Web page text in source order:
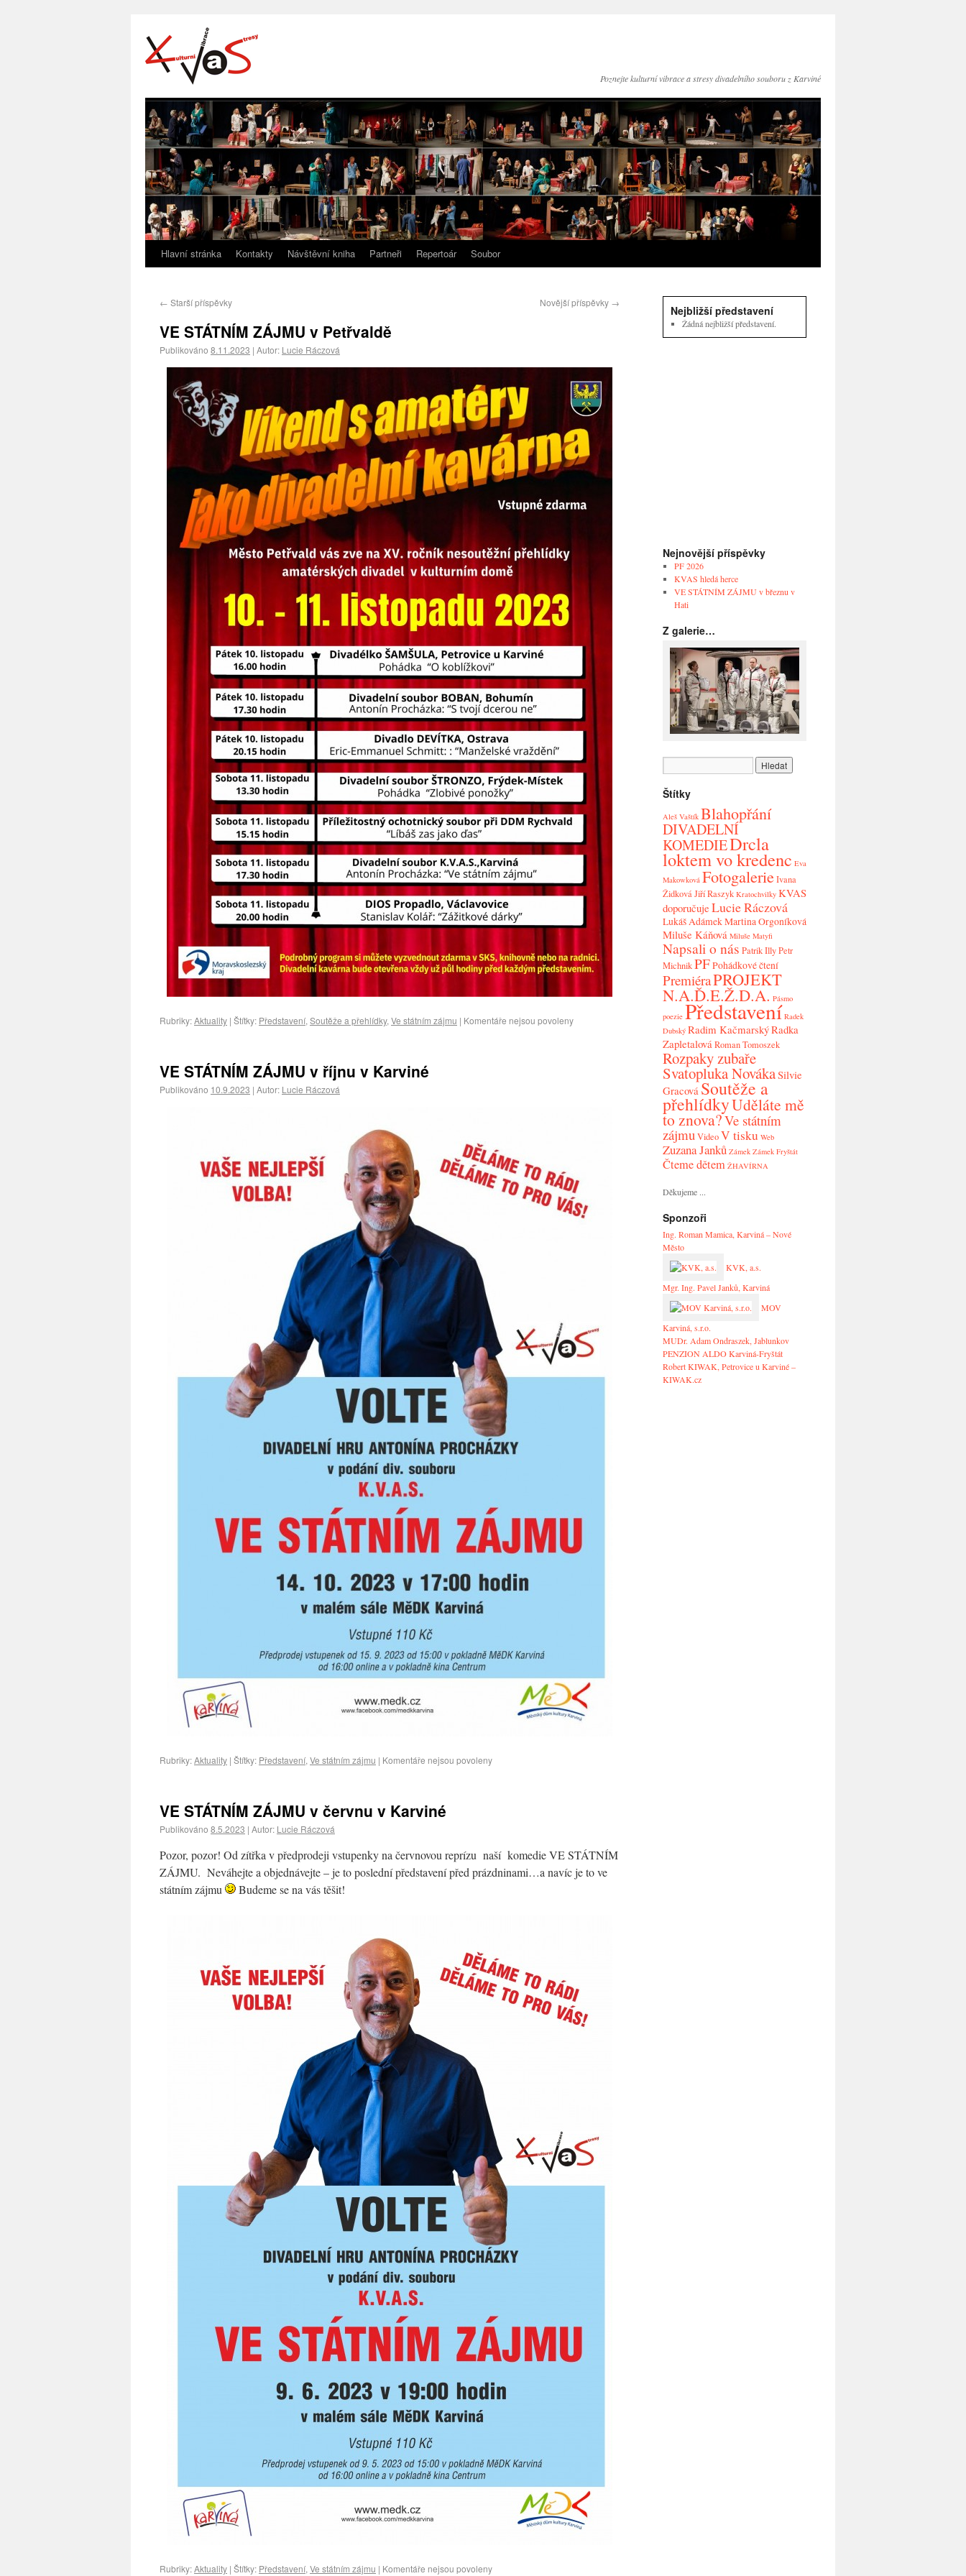
Poznejte kulturní vibrace a stresy divadelního souboru z Karviné
Hlavní stránka Kontakty Návštěvní kniha Partneři Repertoár Soubor
← Starší příspěvky Novější příspěvky →
VE STÁTNÍM ZÁJMU v Petřvaldě
Publikováno 8.11.2023 | Autor: Lucie Ráczová
Rubriky:Aktuality | Štítky: Představení, Soutěže a přehlídky, Ve státním zájmu | Komentáře nejsou povoleny
VE STÁTNÍM ZÁJMU v říjnu v Karviné
Publikováno 10.9.2023 | Autor: Lucie Ráczová
Rubriky:Aktuality | Štítky: Představení, Ve státním zájmu | Komentáře nejsou povoleny
VE STÁTNÍM ZÁJMU v červnu v Karviné
Publikováno 8.5.2023 | Autor: Lucie Ráczová
Pozor, pozor! Od zítřka v předprodeji vstupenky na červnovou reprízu naší komedie VE STÁTNÍM
ZÁJMU. Neváhejte a objednávejte – je to poslední představení před prázdninami…a navíc je to ve
státním zájmu
Budeme se na vás těšit!
Rubriky:Aktuality | Štítky: Představení, Ve státním zájmu | Komentáře nejsou povoleny
Nejbližší představení
Žádná nejbližší představení.
Nejnovější příspěvky
PF 2026
KVAS hledá herce
VE STÁTNÍM ZÁJMU v březnu v
Hati
Z galerie…
Štítky
Aleš Vaštík Blahopřání
DIVADELNÍ
KOMEDIEDrcla
loktem vo kredenc Eva
Makowková FotogalerieIvana
ŽidkováJiří Raszyk Kratochvilky KVAS
doporučuje Lucie Ráczová
Lukáš AdámekMartina Orgoníková
Miluše Káňová Miluše Matyfi
Napsali o nás Patrik IllyPetr
MichnikPFPohádkové čtení
PremiéraPROJEKT
N.A.Ď.E.Ž.D.A. Pásmo
poezie Představení Radek
Dubský Radim KačmarskýRadka
ZapletalováRoman Tomoszek
Rozpaky zubaře
Svatopluka NovákaSilvie
Gracová Soutěže a
přehlídkyUděláte mě
to znova?Ve státním
zájmuVideoV tisku Web
Zuzana Janků Zámek Zámek Fryštát
Čteme dětem ŽHAVÍRNA
Děkujeme ...
Sponzoři
Ing. Roman Mamica, Karviná – Nové
Město
KVK, a.s.
Mgr. Ing. Pavel Janků, Karviná
MOV
Karviná, s.r.o.
MUDr. Adam Ondraszek, Jablunkov
PENZION ALDO Karviná-Fryštát
Robert KIWAK, Petrovice u Karviné –
KIWAK.cz